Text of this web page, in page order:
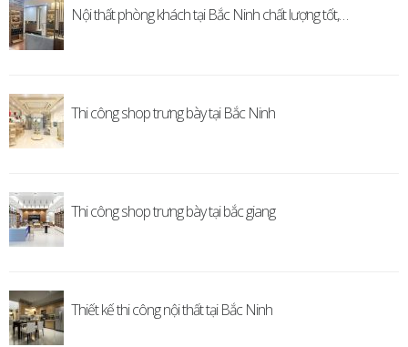
Nội thất phòng khách tại Bắc Ninh chất lượng tốt,…
Thi công shop trưng bày tại Bắc Ninh
Thi công shop trưng bày tại bắc giang
Thiết kế thi công nội thất tại Bắc Ninh